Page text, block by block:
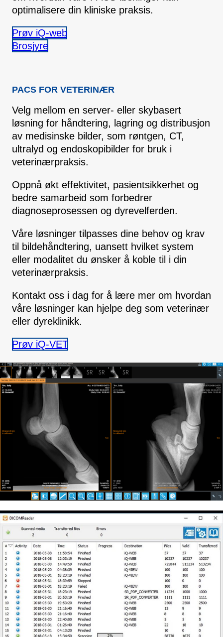
optimalisere din kliniske praksis.
Prøv iQ-web
Brosjyre
PACS FOR VETERINÆR
Velg mellom en server- eller skybasert
løsning for håndtering, lagring og distribusjon
av medisinske bilder, som røntgen, CT,
ultralyd og endoskopibilder for bruk i
veterinærpraksis.
Oppnå økt effektivitet, pasientsikkerhet og
bedre samarbeid som forbedrer
diagnoseprosessen og dyrevelferden.
Våre løsninger tilpasses dine behov og krav
til bildehåndtering, uansett hvilket system
eller modalitet du ønsker å koble til i din
veterinærpraksis.
Kontakt oss i dag for å lære mer om hvordan
våre løsninger kan hjelpe deg som veterinær
eller dyreklinikk.
Prøv iQ-VET